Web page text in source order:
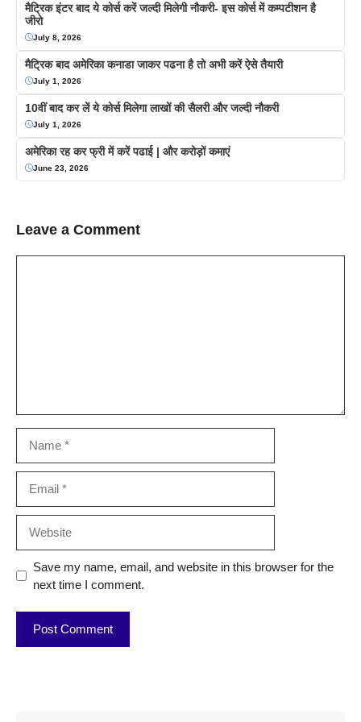
मैट्रिक इंटर बाद ये कोर्स करें जल्दी मिलेगी नौकरी- इस कोर्स में कम्पटीशन है
जीरो
July 8, 2026
मैट्रिक बाद अमेरिका कनाडा जाकर पढना है तो अभी करें ऐसे तैयारी
July 1, 2026
10वीं बाद कर लें ये कोर्स मिलेगा लाखों की सैलरी और जल्दी नौकरी
July 1, 2026
अमेरिका रह कर फ्री में करें पढाई | और करोड़ों कमाएं
June 23, 2026
Leave a Comment
Save my name, email, and website in this browser for the
next time I comment.